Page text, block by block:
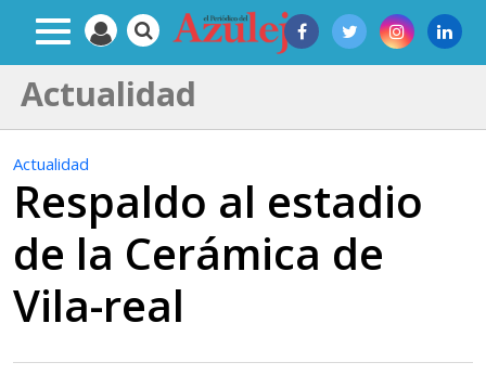
Actualidad
Actualidad
Respaldo al estadio
de la Cerámica de
Vila-real